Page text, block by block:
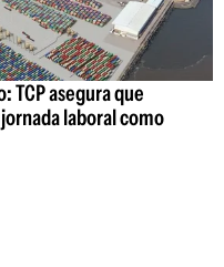
TCP asegura que
laboral como